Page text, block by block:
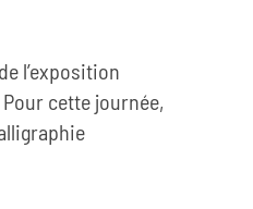
l’exposition
cette journée,